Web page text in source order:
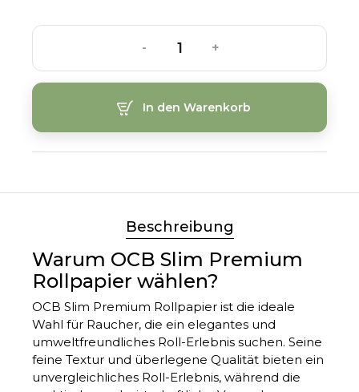
- +
In den Warenkorb
Beschreibung
Warum OCB Slim Premium
Rollpapier wählen?
OCB Slim Premium Rollpapier ist die ideale
Wahl für Raucher, die ein elegantes und
umweltfreundliches Roll-Erlebnis suchen. Seine
feine Textur und überlegene Qualität bieten ein
unvergleichliches Roll-Erlebnis, während die